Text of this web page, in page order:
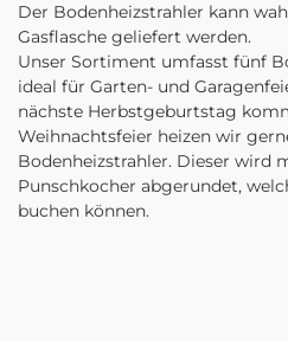
Der Bodenheizstrahler kann
Gasflasche geliefert werden.
Unser Sortiment umfasst fünf
ideal für Garten- und
nächste Herbstgeburtstag
Weihnachtsfeier heizen wir
Bodenheizstrahler. Dieser wird
Punschkocher abgerundet,
buchen können.